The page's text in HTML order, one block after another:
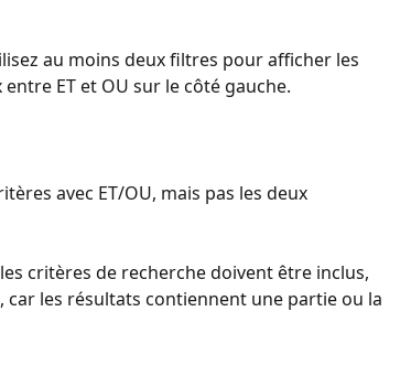
au moins deux filtres pour afficher les
ET et OU sur le côté gauche.
avec ET/OU, mais pas les deux
critères de recherche doivent être inclus,
les résultats contiennent une partie ou la